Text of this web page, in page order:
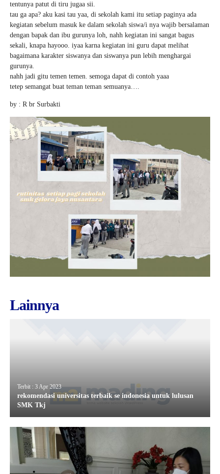
tentunya patut di tiru jugaa sii.
tau ga apa? aku kasi tau yaa, di sekolah kami itu setiap paginya ada
kegiatan sebelum masuk ke dalam sekolah siswa/i nya wajib bersalaman
dengan bapak dan ibu gurunya loh, nahh kegiatan ini sangat bagus
sekali, knapa hayooo. iyaa karna kegiatan ini guru dapat melihat
bagaimana karakter siswanya dan siswanya pun lebih menghargai
gurunya.
nahh jadi gitu temen temen. semoga dapat di contoh yaaa
tetep semangat buat teman teman semuanya….
by : R br Surbakti
Lainnya
Terbit : 3 Apr 2023
rekomendasi universitas terbaik se indonesia untuk lulusan
SMK Tkj